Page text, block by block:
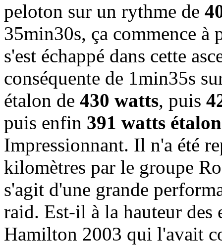
peloton sur un rythme de
35min30s, ça commence
s'est échappé dans cette
conséquente de 1min35s
étalon de 430 watts, puis
puis enfin 391 watts étalon
Impressionnant. Il n'a été
kilomètres par le groupe
s'agit d'une grande
raid. Est-il à la hauteur des
Hamilton 2003 qui l'avait